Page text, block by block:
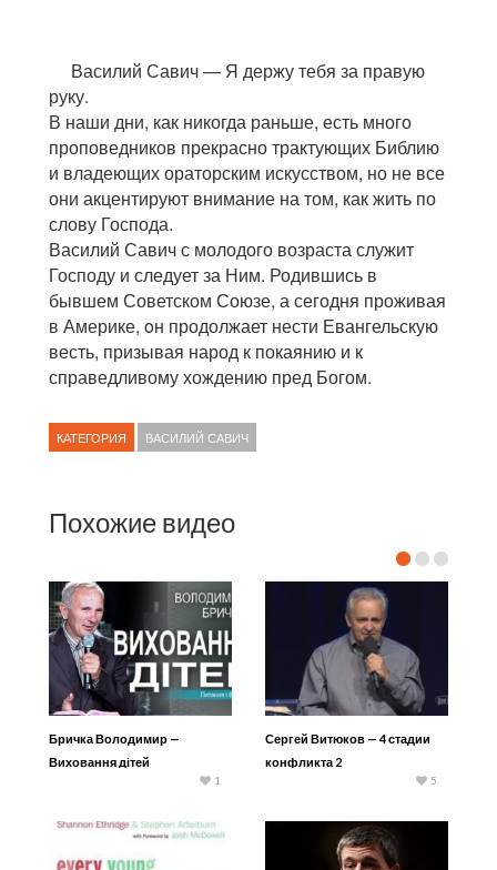
Василий Савич — Я держу тебя за правую
руку.
В наши дни, как никогда раньше, есть много
проповедников прекрасно трактующих Библию
и владеющих ораторским искусством, но не все
они акцентируют внимание на том, как жить по
слову Господа.
Василий Савич с молодого возраста служит
Господу и следует за Ним. Родившись в
бывшем Советском Союзе, а сегодня проживая
в Америке, oн продолжает нести Евангельскую
весть, призывая народ к покаянию и к
справедливому хождению пред Богом.
КАТЕГОРИЯ ВАСИЛИЙ САВИЧ
Похожие видео
Бричка Володимир —
Виховання дітей
1
Сергей Витюков — 4 стадии
конфликта 2
5